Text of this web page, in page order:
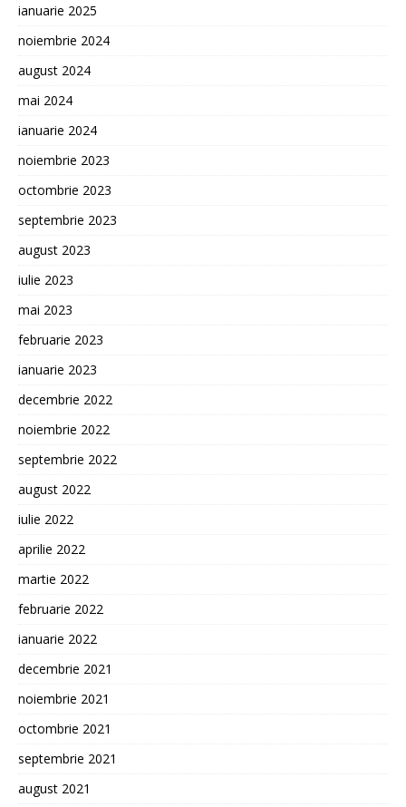
ianuarie 2025
noiembrie 2024
august 2024
mai 2024
ianuarie 2024
noiembrie 2023
octombrie 2023
septembrie 2023
august 2023
iulie 2023
mai 2023
februarie 2023
ianuarie 2023
decembrie 2022
noiembrie 2022
septembrie 2022
august 2022
iulie 2022
aprilie 2022
martie 2022
februarie 2022
ianuarie 2022
decembrie 2021
noiembrie 2021
octombrie 2021
septembrie 2021
august 2021